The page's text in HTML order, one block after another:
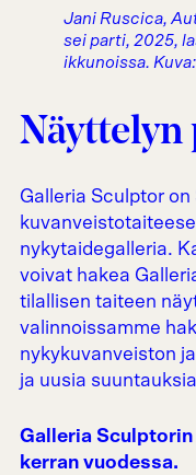
Jani Ruscica,
sei parti, 2025,
ikkunoissa.
Galleria Sculptor on
nykytaidegalleria.
voivat hakea
tilallisen taiteen
valinnoissamme
nykykuvanveiston
ja uusia
Galleria
kerran vuodessa.